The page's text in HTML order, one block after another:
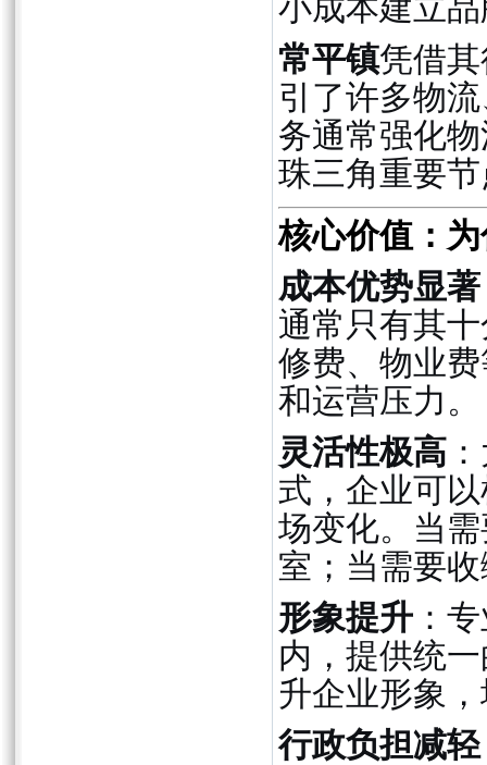
小成本建立
常平镇凭借
引了许多物
务通常强化
珠三角重要
核心价值：
成本优势显著
通常只有其
修费、物业
和运营压力。
灵活性极高
式，企业可
场变化。当
室；当需要
形象提升：
内，提供统
升企业形象
行政负担减轻